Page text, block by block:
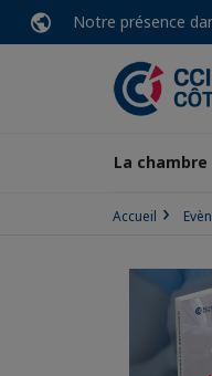
Notre présence
La chambre
Accueil